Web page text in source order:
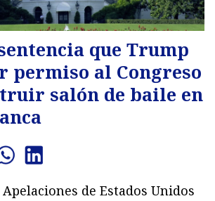
que Trump
permiso al Congreso
salón de baile en
de Estados Unidos